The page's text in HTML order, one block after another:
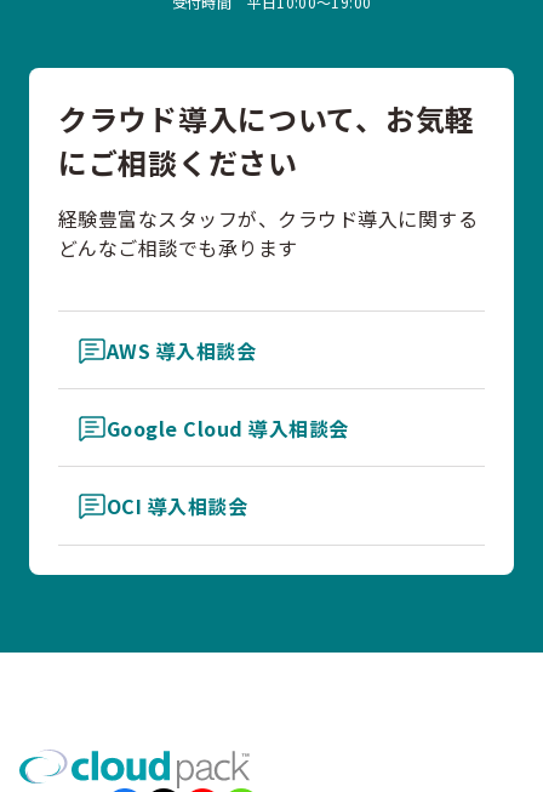
クラウド導入について、お気軽
にご相談ください
経験豊富なスタッフが、クラウド導入に関する
どんなご相談でも承ります
AWS 導入相談会
Google Cloud 導入相談会
OCI 導入相談会